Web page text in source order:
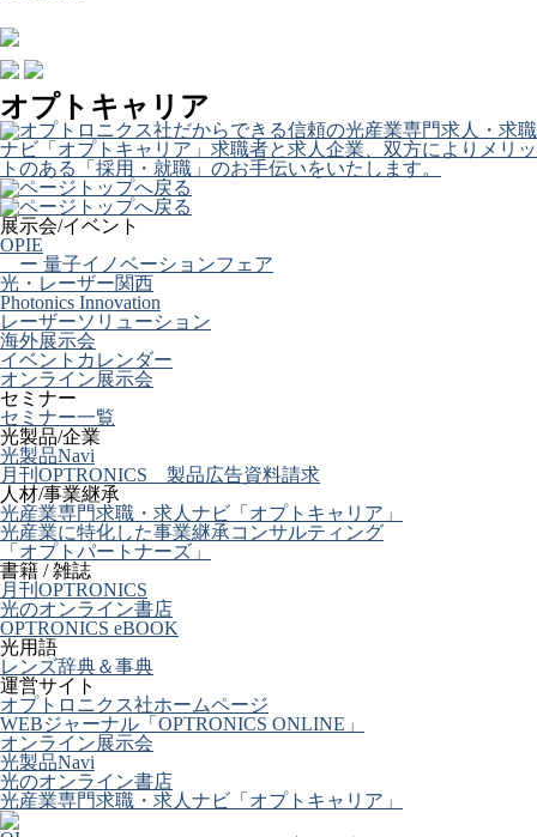
オプトキャリア
展示会/イベント
OPIE
ー 量子イノベーションフェア
光・レーザー関西
Photonics Innovation
レーザーソリューション
海外展示会
イベントカレンダー
オンライン展示会
セミナー
セミナー一覧
光製品/企業
光製品Navi
月刊OPTRONICS 製品広告資料請求
人材/事業継承
光産業専門求職・求人ナビ「オプトキャリア」
光産業に特化した事業継承コンサルティング
「オプトパートナーズ」
書籍 / 雑誌
月刊OPTRONICS
光のオンライン書店
OPTRONICS eBOOK
光用語
レンズ辞典＆事典
運営サイト
オプトロニクス社ホームページ
WEBジャーナル「OPTRONICS ONLINE」
オンライン展示会
光製品Navi
光のオンライン書店
光産業専門求職・求人ナビ「オプトキャリア」